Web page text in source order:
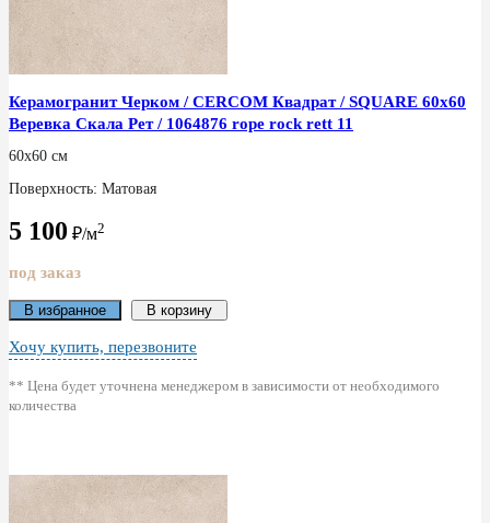
Керамогранит Черком / CERCOM Квадрат / SQUARE 60x60
Веревка Скала Рет / 1064876 rope rock rett 11
60x60 см
Поверхность: Матовая
5 100 ₽/м2
под заказ
В избранное В корзину
Хочу купить, перезвоните
** Цена будет уточнена менеджером в зависимости от необходимого
количества